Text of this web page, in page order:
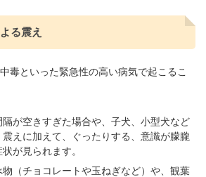
る震え
毒といった緊急性の高い病気で起こるこ
が空きすぎた場合や、子犬、小型犬など
えに加えて、ぐったりする、意識が朦朧
が見られます。
（チョコレートや玉ねぎなど）や、観葉